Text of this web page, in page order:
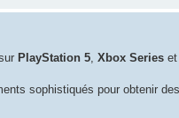
PlayStation 5 ,Xbox Series
sophistiqués pour obtenir